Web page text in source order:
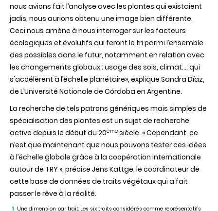
nous avions fait l’analyse avec les plantes qui existaient
jadis, nous aurions obtenu une image bien différente.
Ceci nous amène à nous interroger sur les facteurs
écologiques et évolutifs qui feront le tri parmi l’ensemble
des possibles dans le futur, notamment en relation avec
les changements globaux : usage des sols, climat…, qui
s'accélèrent à l’échelle planétaire», explique Sandra Díaz,
de L’Université Nationale de Córdoba en Argentine.
La recherche de tels patrons génériques mais simples de
spécialisation des plantes est un sujet de recherche
active depuis le début du 20ème siècle. « Cependant, ce
n’est que maintenant que nous pouvons tester ces idées
à l’échelle globale grâce à la coopération internationale
autour de TRY », précise Jens Kattge, le coordinateur de
cette base de données de traits végétaux qui a fait
passer le rêve à la réalité.
1 Une dimension par trait. Les six traits considérés comme représentatifs